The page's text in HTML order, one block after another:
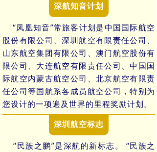
深航知音计划
“凤凰知音”常旅客计划是中国国际航空
股份有限公司、深圳航空有限责任公司、
山东航空集团有限公司、澳门航空股份有
限公司、大连航空有限责任公司、中国国
际航空内蒙古航空公司、北京航空有限责
任公司等国航系各成员航空公司，特别为
您设计的一项遍及世界的里程奖励计划。
深圳航空标志
“民族之鹏”是深航的新标志。 “民族之